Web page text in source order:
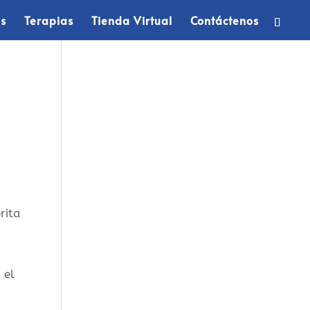
Terapias Tienda Virtual Contáctenos
el